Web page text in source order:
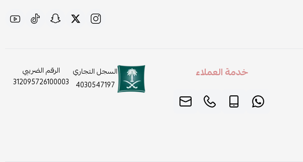
خدمة العملاء
السجل التجاري
4030547197
الرقم الضريبي
312095726100003